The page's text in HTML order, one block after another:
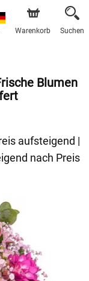
Warenkorb Suchen
Blumen
aufsteigend |
nach Preis